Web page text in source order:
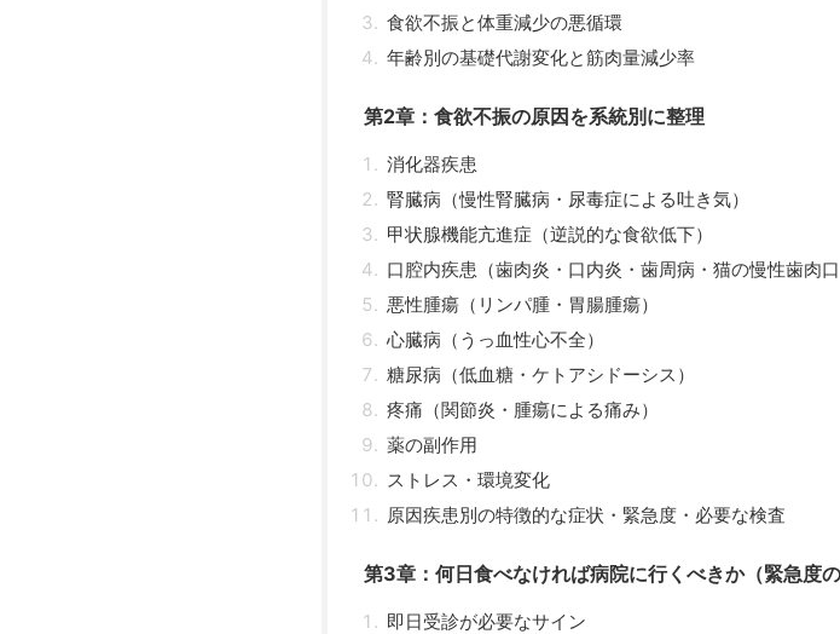
食欲不振と体重減少の悪循環
年齢別の基礎代謝変化と筋肉量減少率
第2章：食欲不振の原因を系統別に整理
消化器疾患
腎臓病（慢性腎臓病・尿毒症による吐き気）
甲状腺機能亢進症（逆説的な食欲低下）
口腔内疾患（歯肉炎・口内炎・歯周病・猫の慢性歯肉口
悪性腫瘍（リンパ腫・胃腸腫瘍）
心臓病（うっ血性心不全）
糖尿病（低血糖・ケトアシドーシス）
疼痛（関節炎・腫瘍による痛み）
薬の副作用
ストレス・環境変化
原因疾患別の特徴的な症状・緊急度・必要な検査
第3章：何日食べなければ病院に行くべきか（緊急度の
即日受診が必要なサイン